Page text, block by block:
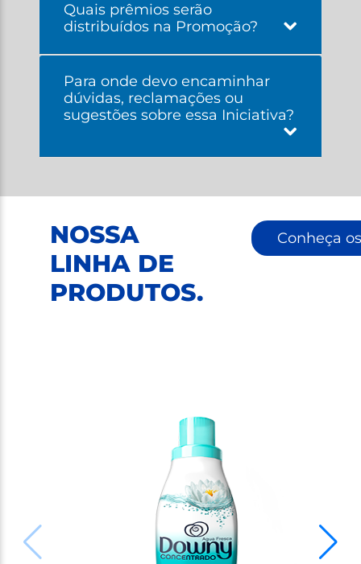
Quais prêmios serão
distribuídos na Promoção?
Para onde devo encaminhar
dúvidas, reclamações ou
sugestões sobre essa Iniciativa?
NOSSA
LINHA DE
PRODUTOS.
Conheça